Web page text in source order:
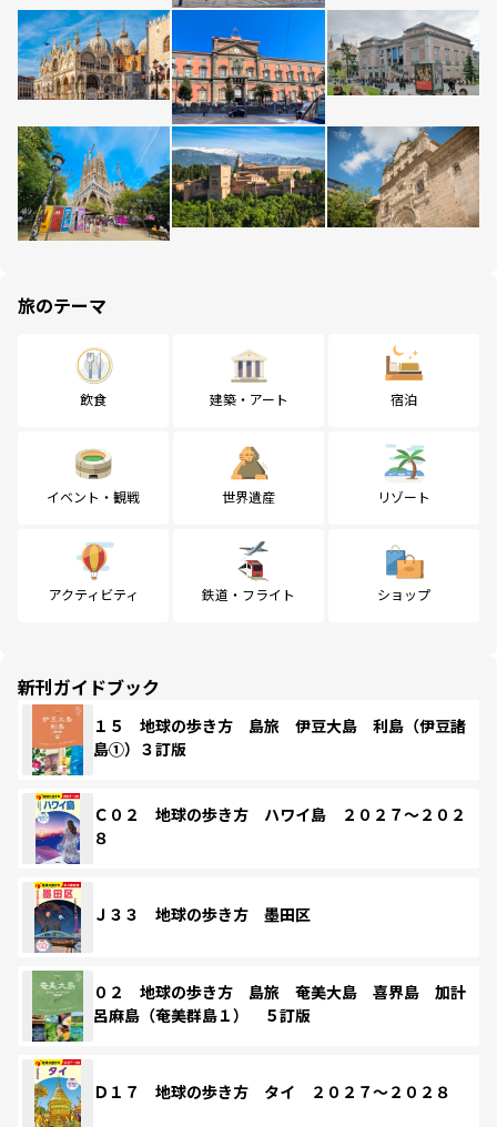
旅のテーマ
飲食 建築・アート 宿泊
イベント・観戦 世界遺産 リゾート
アクティビティ 鉄道・フライト ショップ
新刊ガイドブック
１５ 地球の歩き方 島旅 伊豆大島 利島（伊豆諸
島①）３訂版
Ｃ０２ 地球の歩き方 ハワイ島 ２０２７～２０２
８
Ｊ３３ 地球の歩き方 墨田区
０２ 地球の歩き方 島旅 奄美大島 喜界島 加計
呂麻島（奄美群島１） ５訂版
Ｄ１７ 地球の歩き方 タイ ２０２７～２０２８